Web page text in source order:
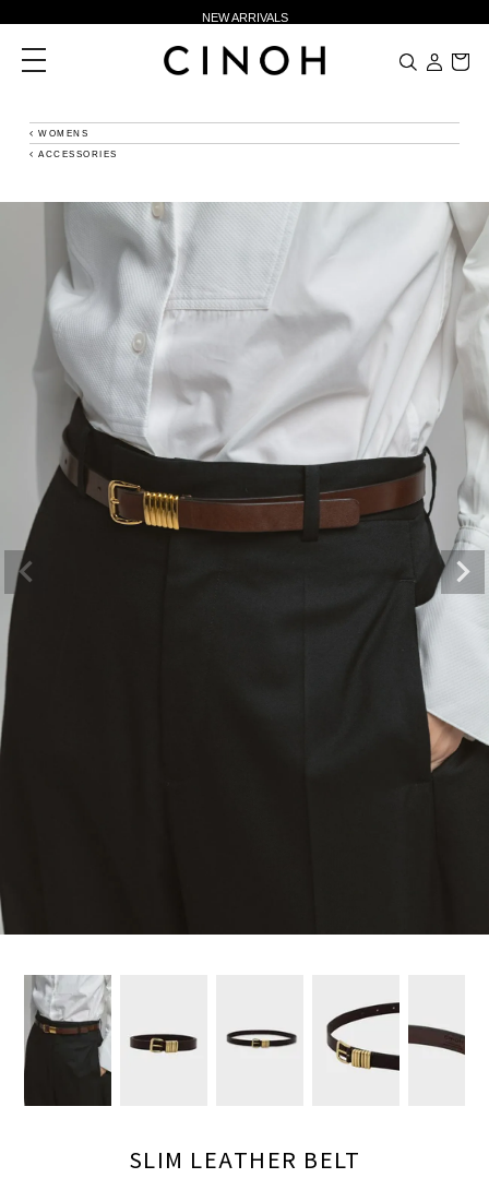
NEW ARRIVALS
新規会員登録500ポイントプレゼント
夏季休業に伴う一部業務休業のお知らせ
ニュースレター登録で¥1,000クーポン進呈
toggle
navigation
WOMENS
ACCESSORIES
SLIM LEATHER BELT